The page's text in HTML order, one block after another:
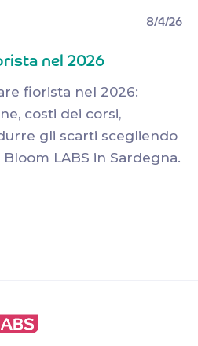
8/4/26
nel 2026
fiorista nel 2026:
costi dei corsi,
gli scarti scegliendo
LABS in Sardegna.